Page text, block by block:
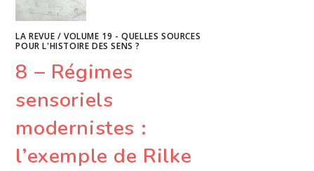
LA REVUE /VOLUME 19 - QUELLES SOURCES
POUR L'HISTOIRE DES SENS ?
8 – Régimes
sensoriels
modernistes :
l’exemple de Rilke